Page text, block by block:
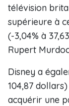
télévision
supérieure à
(-3,04% à
Rupert
Disney a
104,87
acquérir une